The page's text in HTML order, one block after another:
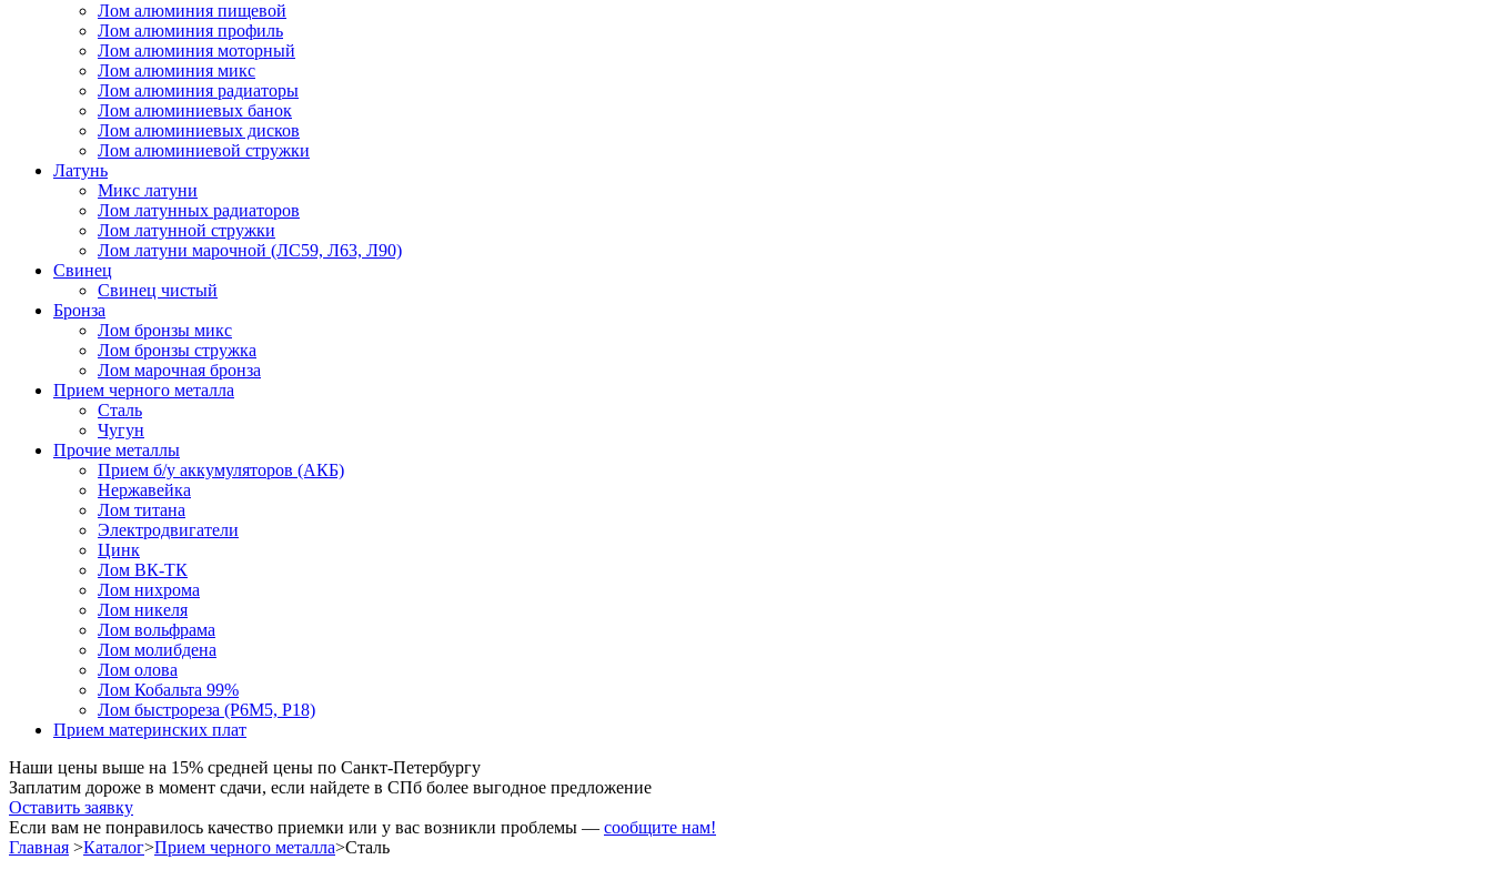
Лом алюминия пищевой
Лом алюминия профиль
Лом алюминия моторный
Лом алюминия микс
Лом алюминия радиаторы
Лом алюминиевых банок
Лом алюминиевых дисков
Лом алюминиевой стружки
Латунь
Микс латуни
Лом латунных радиаторов
Лом латунной стружки
Лом латуни марочной (ЛС59, Л63, Л90)
Свинец
Свинец чистый
Бронза
Лом бронзы микс
Лом бронзы стружка
Лом марочная бронза
Прием черного металла
Сталь
Чугун
Прочие металлы
Прием б/у аккумуляторов (АКБ)
Нержавейка
Лом титана
Электродвигатели
Цинк
Лом ВК-ТК
Лом нихрома
Лом никеля
Лом вольфрама
Лом молибдена
Лом олова
Лом Кобальта 99%
Лом быстрореза (Р6М5, Р18)
Прием материнских плат
Наши цены выше на 15% средней цены по Санкт-Петербургу
Заплатим дороже в момент сдачи, если найдете в СПб более выгодное предложение
Оставить заявку
Если вам не понравилось качество приемки или у вас возникли проблемы — сообщите нам!
Главная >Каталог>Прием черного металла>Сталь